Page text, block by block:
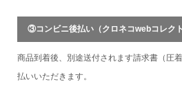
③コンビニ後払い（クロネコwebコレクト
商品到着後、別途送付されます請求書（圧
払いいただきます。